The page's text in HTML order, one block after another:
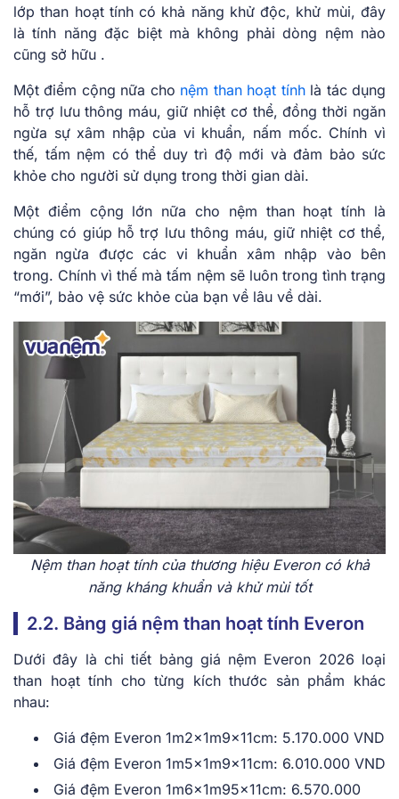
lớp than hoạt tính có khả năng khử độc, khử mùi, đây
là tính năng đặc biệt mà không phải dòng nệm nào
cũng sở hữu .
Một điểm cộng nữa cho nệm than hoạt tínhlà tác dụng
hỗ trợ lưu thông máu, giữ nhiệt cơ thể, đồng thời ngăn
ngừa sự xâm nhập của vi khuẩn, nấm mốc. Chính vì
thế, tấm nệm có thể duy trì độ mới và đảm bảo sức
khỏe cho người sử dụng trong thời gian dài.
Một điểm cộng lớn nữa cho nệm than hoạt tính là
chúng có giúp hỗ trợ lưu thông máu, giữ nhiệt cơ thể,
ngăn ngừa được các vi khuẩn xâm nhập vào bên
trong. Chính vì thế mà tấm nệm sẽ luôn trong tình trạng
“mới”, bảo vệ sức khỏe của bạn về lâu về dài.
Nệm than hoạt tính của thương hiệu Everon có khả
năng kháng khuẩn và khử mùi tốt
2.2. Bảng giá nệm than hoạt tính Everon
Dưới đây là chi tiết bảng giá nệm Everon 2026 loại
than hoạt tính cho từng kích thước sản phẩm khác
nhau:
Giá đệm Everon 1m2x1m9x11cm: 5.170.000 VND
Giá đệm Everon 1m5x1m9x11cm: 6.010.000 VND
Giá đệm Everon 1m6x1m95x11cm: 6.570.000